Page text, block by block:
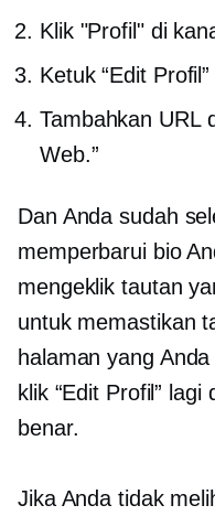
Klik "Profil" di
Ketuk “Edit Profil”
Tambahkan URL
Web.”
Dan Anda sudah
memperbarui bio
mengeklik tautan
untuk memastikan
halaman yang
klik “Edit Profil”
benar.
Jika Anda tidak